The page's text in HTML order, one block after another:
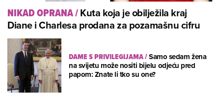
NIKAD OPRANA/Kuta koja je obilježila kraj
Diane i Charlesa prodana za pozamašnu cifru
DAME S PRIVILEGIJAMA/Samo sedam žena
na svijetu može nositi bijelu odjeću pred
papom: Znate li tko su one?